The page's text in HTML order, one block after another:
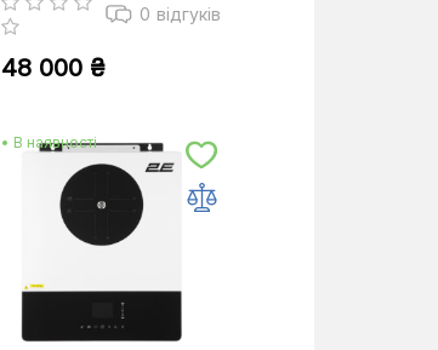
0 відгуків
48 000 ₴
• В наявності